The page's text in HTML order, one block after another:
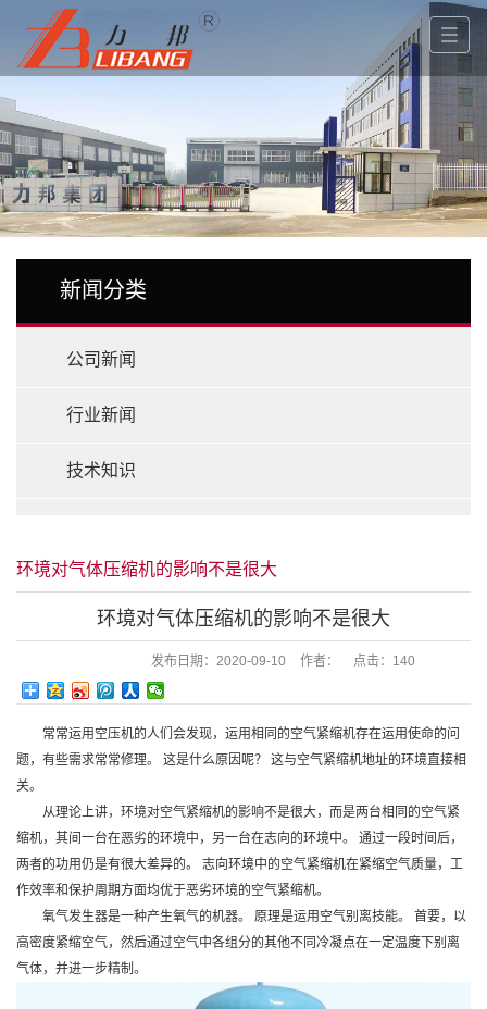
新闻分类
公司新闻
行业新闻
技术知识
环境对气体压缩机的影响不是很大
环境对气体压缩机的影响不是很大
发布日期： 2020-09-10 作者： 点击： 140
常常运用空压机的人们会发现，运用相同的空气紧缩机存在运用使命的问
题，有些需求常常修理。 这是什么原因呢？ 这与空气紧缩机地址的环境直接相
关。
从理论上讲，环境对空气紧缩机的影响不是很大，而是两台相同的空气紧
缩机，其间一台在恶劣的环境中，另一台在志向的环境中。 通过一段时间后，
两者的功用仍是有很大差异的。 志向环境中的空气紧缩机在紧缩空气质量，工
作效率和保护周期方面均优于恶劣环境的空气紧缩机。
氧气发生器是一种产生氧气的机器。 原理是运用空气别离技能。 首要，以
高密度紧缩空气，然后通过空气中各组分的其他不同冷凝点在一定温度下别离
气体，并进一步精制。